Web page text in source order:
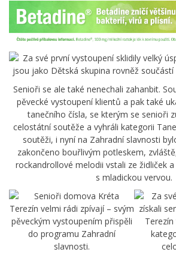
Senioři se ale také nenechali zahanbit.
pěvecké vystoupení klientů a pak také
tanečního čísla, se kterým se senioři
celostátní soutěže a vyhráli kategorii
soutěži, i nyní na Zahradní slavnosti
zakončeno bouřlivým potleskem,
rockandrollové melodii vstali ze židliček
s mladickou vervou.